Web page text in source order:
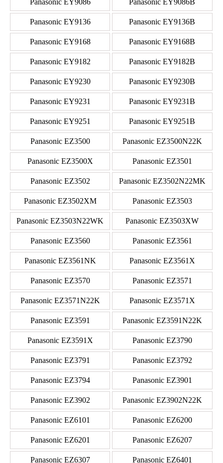
Panasonic EY9136 Panasonic EY9136B
Panasonic EY9168 Panasonic EY9168B
Panasonic EY9182 Panasonic EY9182B
Panasonic EY9230 Panasonic EY9230B
Panasonic EY9231 Panasonic EY9231B
Panasonic EY9251 Panasonic EY9251B
Panasonic EZ3500 Panasonic EZ3500N22K
Panasonic EZ3500X Panasonic EZ3501
Panasonic EZ3502 Panasonic EZ3502N22MK
Panasonic EZ3502XM Panasonic EZ3503
Panasonic EZ3503N22WK Panasonic EZ3503XW
Panasonic EZ3560 Panasonic EZ3561
Panasonic EZ3561NK Panasonic EZ3561X
Panasonic EZ3570 Panasonic EZ3571
Panasonic EZ3571N22K Panasonic EZ3571X
Panasonic EZ3591 Panasonic EZ3591N22K
Panasonic EZ3591X Panasonic EZ3790
Panasonic EZ3791 Panasonic EZ3792
Panasonic EZ3794 Panasonic EZ3901
Panasonic EZ3902 Panasonic EZ3902N22K
Panasonic EZ6101 Panasonic EZ6200
Panasonic EZ6201 Panasonic EZ6207
Panasonic EZ6307 Panasonic EZ6401